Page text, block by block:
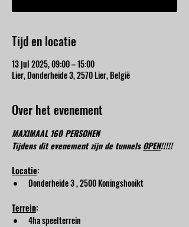
Tijd en locatie
13 jul 2025, 09:00 – 15:00
Lier, Donderheide 3, 2570 Lier, België
Over het evenement
MAXIMAAL 160 PERSONEN
Tijdens dit evenement zijn de tunnels OPEN!!!!!
Locatie:
Donderheide 3 , 2500 Koningshooikt
Terrein:
4ha speelterrein